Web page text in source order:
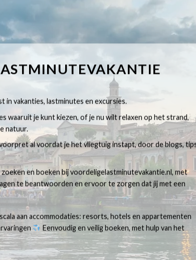
in vakanties, lastminutes en excursies.
waaruit je kunt kiezen, of je nu wilt relaxen op het strand,
natuur.
al voordat je het vliegtuig instapt, door de blogs,
en boeken bij voordeligelastminutevakantie.nl, met
te beantwoorden en ervoor te zorgen dat jij met een
aan accommodaties: resorts, hotels en appartementen
Eenvoudig en veilig boeken, met hulp van het